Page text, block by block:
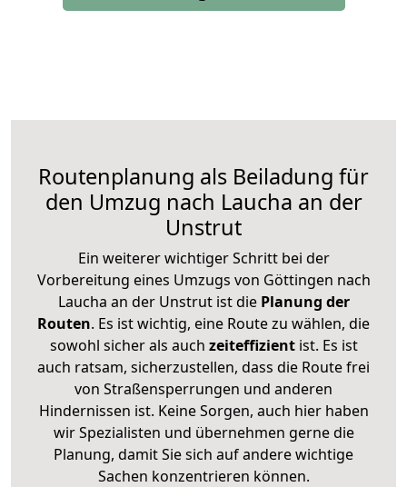
Routenplanung als Beiladung für
den Umzug nach Laucha an der
Unstrut
Ein weiterer wichtiger Schritt bei der
Vorbereitung eines Umzugs von Göttingen nach
Laucha an der Unstrut ist diePlanung der
Routen. Es ist wichtig, eine Route zu wählen, die
sowohl sicher als auch zeiteffizientist. Es ist
auch ratsam, sicherzustellen, dass die Route frei
von Straßensperrungen und anderen
Hindernissen ist. Keine Sorgen, auch hier haben
wir Spezialisten und übernehmen gerne die
Planung, damit Sie sich auf andere wichtige
Sachen konzentrieren können.